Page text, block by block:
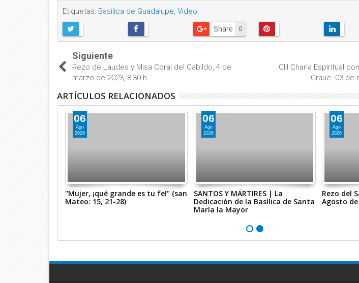
Etiquetas: Basilica de Guadalupe, Video
0
Share
Siguiente
Rezo de Laudes y Misa Coral del Cabildo, 4 de
marzo de 2023, 8:30 h.
CIII Charla Espiritual
Graue. 03 de
ARTÍCULOS RELACIONADOS
06
Ago
2026
"Mujer, ¡qué grande es tu fe!" (san
Mateo: 15, 21-28)
06
Ago
2026
SANTOS Y MÁRTIRES | La
Dedicación de la Basílica de Santa
María la Mayor
06
Ago
2026
Rezo del
Agosto de